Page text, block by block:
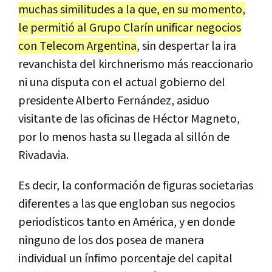
muchas similitudes a la que, en su momento,
le permitió al Grupo Clarín unificar negocios
con Telecom Argentina, sin despertar la ira
revanchista del kirchnerismo más reaccionario
ni una disputa con el actual gobierno del
presidente Alberto Fernández, asiduo
visitante de las oficinas de Héctor Magneto,
por lo menos hasta su llegada al sillón de
Rivadavia.
Es decir, la conformación de figuras societarias
diferentes a las que engloban sus negocios
periodísticos tanto en América, y en donde
ninguno de los dos posea de manera
individual un ínfimo porcentaje del capital